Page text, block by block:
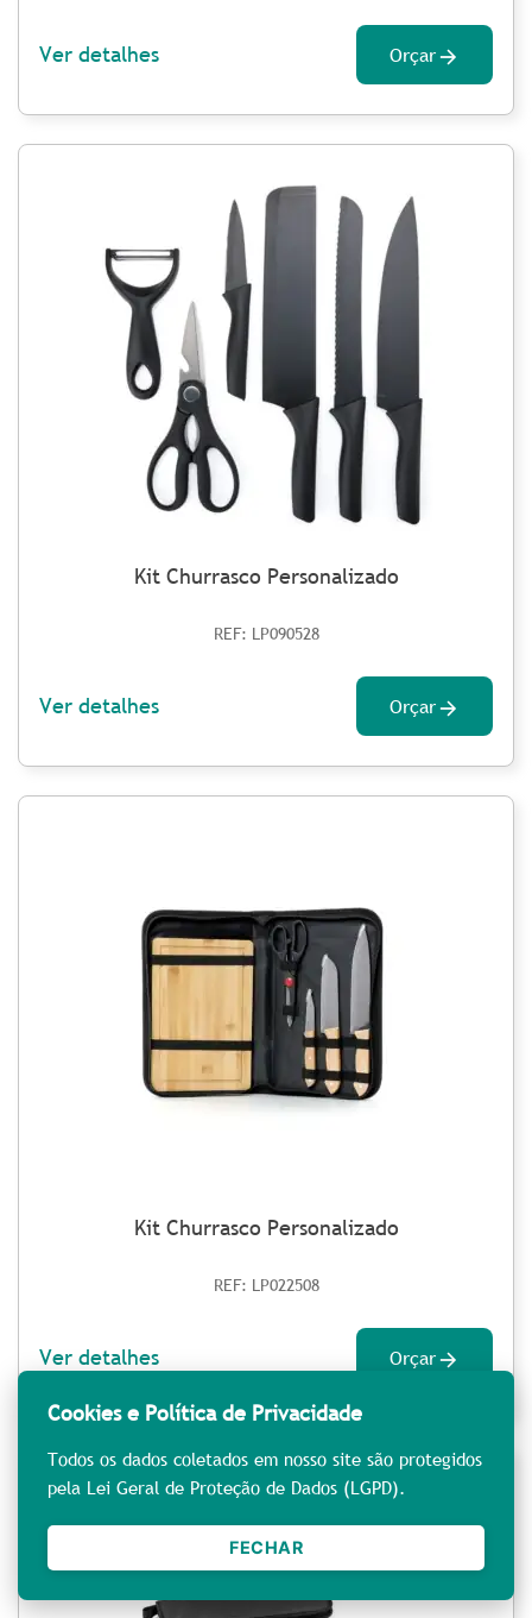
Ver detalhes Orçar
Kit Churrasco Personalizado
REF: LP090528
Ver detalhes Orçar
Kit Churrasco Personalizado
REF: LP022508
Ver detalhes Orçar
Cookies e Política de Privacidade
Todos os dados coletados em nosso site são protegidos
pela Lei Geral de Proteção de Dados (LGPD).
FECHAR